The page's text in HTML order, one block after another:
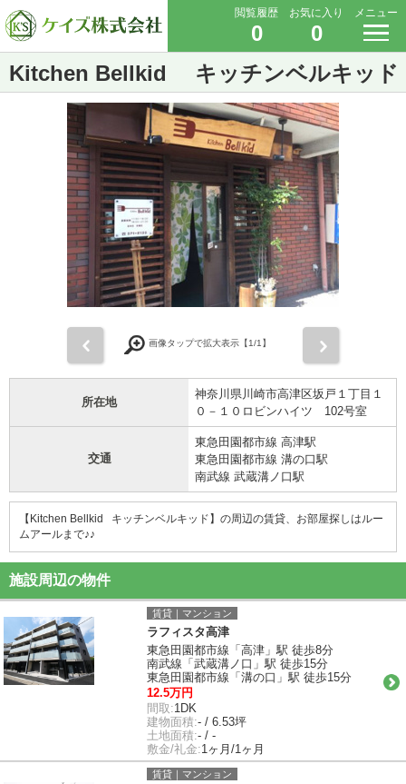
閲覧履歴
0
お気に入り
0
メニュー
Kitchen Bellkid キッチンベルキッド
画像タップで拡大表示【1/1】
所在地
神奈川県川崎市高津区坂戸１丁目１
０－１０ロビンハイツ 102号室
交通
東急田園都市線 高津駅
東急田園都市線 溝の口駅
南武線 武蔵溝ノ口駅
【Kitchen Bellkid キッチンベルキッド】の周辺の賃貸、お部屋探しはルー
ムアールまで♪♪
施設周辺の物件
賃貸｜マンション
ラフィスタ高津
東急田園都市線「高津」駅 徒歩8分
南武線「武蔵溝ノ口」駅 徒歩15分
東急田園都市線「溝の口」駅 徒歩15分
12.5万円
間取:1DK
建物面積:- / 6.53坪
土地面積:- / -
敷金/礼金:1ヶ月/1ヶ月
賃貸｜マンション